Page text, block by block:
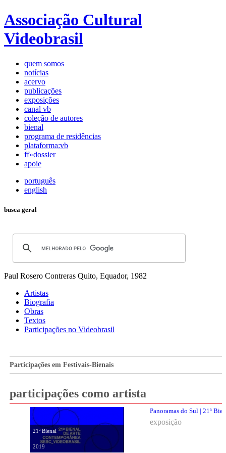
Associação Cultural
Videobrasil
quem somos
notícias
acervo
publicações
exposições
canal vb
coleção de autores
bienal
programa de residências
plataforma:vb
ff»dossier
apoie
português
english
busca geral
Paul Rosero Contreras Quito, Equador, 1982
Artistas
Biografia
Obras
Textos
Participações no Videobrasil
Participações em Festivais-Bienais
participações como artista
21ª Bienal
2019
Panoramas do Sul | 21ª
exposição